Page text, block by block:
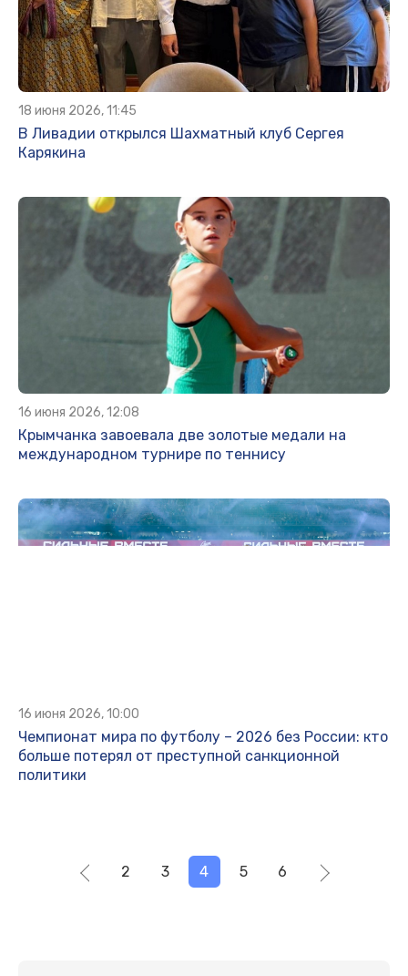
18 июня 2026, 11:45
В Ливадии открылся Шахматный клуб Сергея
Карякина
16 июня 2026, 12:08
Крымчанка завоевала две золотые медали на
международном турнире по теннису
16 июня 2026, 10:00
Чемпионат мира по футболу – 2026 без России: кто
больше потерял от преступной санкционной
политики
2 3 4 5 6